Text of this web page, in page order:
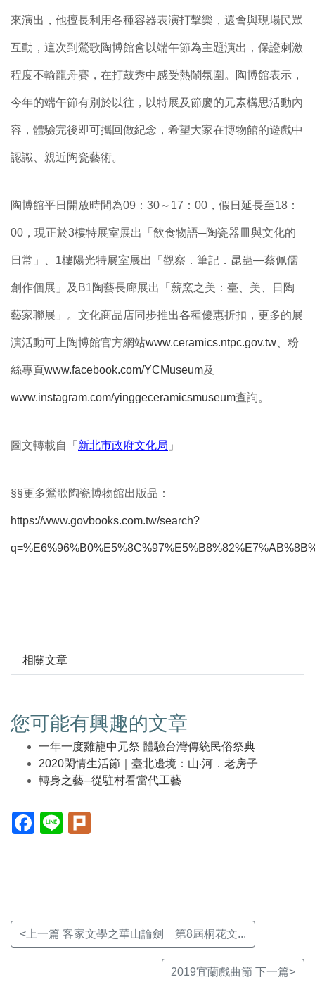
來演出，他擅長利用各種容器表演打擊樂，還會與現場民眾
互動，這次到鶯歌陶博館會以端午節為主題演出，保證刺激
程度不輸龍舟賽，在打鼓秀中感受熱鬧氛圍。陶博館表示，
今年的端午節有別於以往，以特展及節慶的元素構思活動內
容，體驗完後即可攜回做紀念，希望大家在博物館的遊戲中
認識、親近陶瓷藝術。
陶博館平日開放時間為09：30～17：00，假日延長至18：
00，現正於3樓特展室展出「飲食物語─陶瓷器皿與文化的
日常」、1樓陽光特展室展出「觀察．筆記．昆蟲—蔡佩儒
創作個展」及B1陶藝長廊展出「薪窯之美：臺、美、日陶
藝家聯展」。文化商品店同步推出各種優惠折扣，更多的展
演活動可上陶博館官方網站www.ceramics.ntpc.gov.tw 、粉
絲專頁www.facebook.com/YCMuseum及
www.instagram.com/yinggeceramicsmuseum查詢。
圖文轉載自「 新北市政府文化局 」
§§更多鶯歌陶瓷博物館出版品：
https://www.govbooks.com.tw/search?
相關文章
您可能有興趣的文章
一年一度雞籠中元祭 體驗台灣傳統民俗祭典
2020閑情生活節｜臺北邊境：山‧河．老房子
轉身之藝─從駐村看當代工藝
Facebook(另
開
Line(另
開
<上一篇 客家文學之華山論劍 第8屆桐花文...
2019宜蘭戲曲節 下一篇>